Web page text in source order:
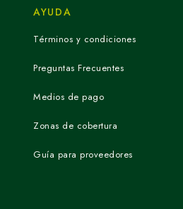
AYUDA
Términos y condiciones
Preguntas Frecuentes
Medios de pago
Zonas de cobertura
Guía para proveedores